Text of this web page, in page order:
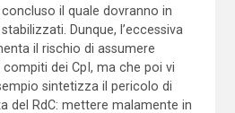
il quale dovranno in
Dunque, l’eccessiva
il rischio di assumere
dei CpI, ma che poi vi
sintetizza il pericolo di
del RdC: mettere malamente in